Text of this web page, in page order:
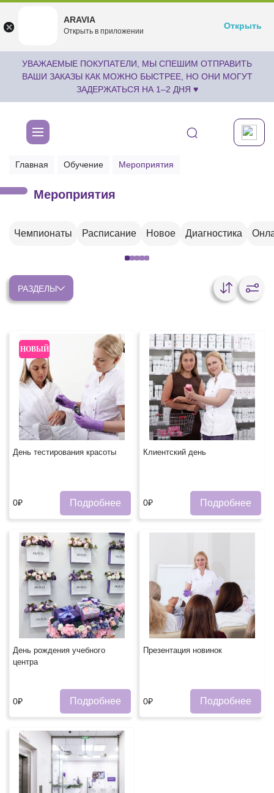
undefined
Бесплатноru.aravia.new
Открыть
УВАЖАЕМЫЕ ПОКУПАТЕЛИ, МЫ СПЕШИМ ОТПРАВИТЬ
ВАШИ ЗАКАЗЫ КАК МОЖНО БЫСТРЕЕ, НО ОНИ МОГУТ
ЗАДЕРЖАТЬСЯ НА 1–2 ДНЯ ♥
Главная Обучение Мероприятия
Мероприятия
Чемпионаты Расписание Новое Диагностика
РАЗДЕЛЫ
НОВЫЙ
День тестирования красоты
0₽ Подробнее
Клиентский день
0₽ Подробнее
День рождения учебного
центра
0₽ Подробнее
Презентация новинок
0₽ Подробнее
ARAVIA
Открыть в приложении
Открыть